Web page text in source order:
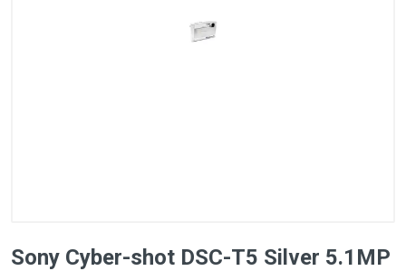
Sony Cyber-shot DSC-T5 Silver 5.1MP